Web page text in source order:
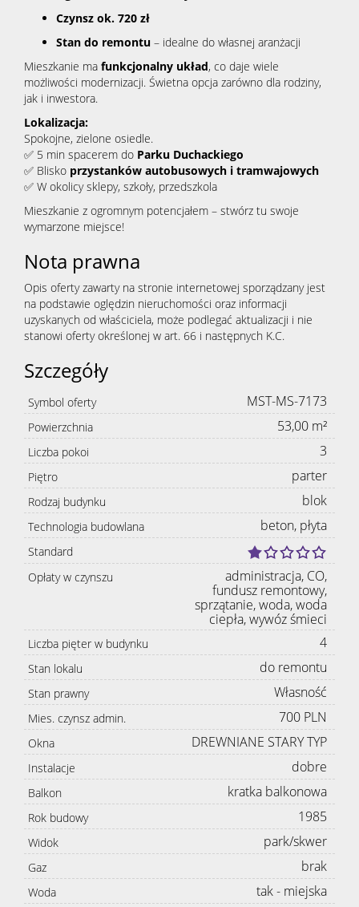
Czynsz ok. 720 zł
Stan do remontu – idealne do własnej aranżacji
Mieszkanie ma funkcjonalny układ, co daje wiele
możliwości modernizacji. Świetna opcja zarówno dla rodziny,
jak i inwestora.
Lokalizacja:
Spokojne, zielone osiedle.
✅ 5 min spacerem do Parku Duchackiego
✅ Blisko przystanków autobusowych i tramwajowych
✅ W okolicy sklepy, szkoły, przedszkola
Mieszkanie z ogromnym potencjałem – stwórz tu swoje
wymarzone miejsce!
Nota prawna
Opis oferty zawarty na stronie internetowej sporządzany jest
na podstawie oględzin nieruchomości oraz informacji
uzyskanych od właściciela, może podlegać aktualizacji i nie
stanowi oferty określonej w art. 66 i następnych K.C.
Szczegóły
Symbol oferty MST-MS-7173
Powierzchnia 53,00 m²
Liczba pokoi 3
Piętro parter
Rodzaj budynku blok
Technologia budowlana beton, płyta
Standard
Opłaty w czynszu
administracja, CO,
fundusz remontowy,
sprzątanie, woda, woda
ciepła, wywóz śmieci
Liczba pięter w budynku 4
Stan lokalu do remontu
Stan prawny Własność
Mies. czynsz admin. 700 PLN
Okna DREWNIANE STARY TYP
Instalacje dobre
Balkon kratka balkonowa
Rok budowy 1985
Widok park/skwer
Gaz brak
Woda tak - miejska